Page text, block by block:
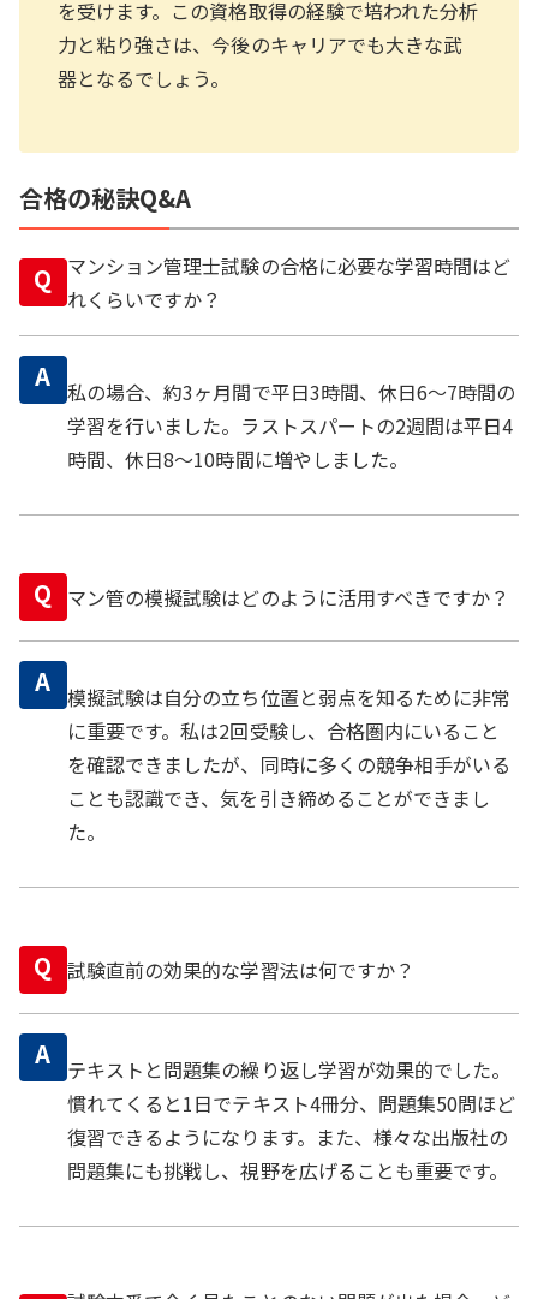
を受けます。この資格取得の経験で培われた分析
力と粘り強さは、今後のキャリアでも大きな武
器となるでしょう。
合格の秘訣Q&A
Q
マンション管理士試験の合格に必要な学習時間はど
れくらいですか？
A 私の場合、約3ヶ月間で平日3時間、休日6～7時間の
学習を行いました。ラストスパートの2週間は平日4
時間、休日8～10時間に増やしました。
Q マン管の模擬試験はどのように活用すべきですか？
A 模擬試験は自分の立ち位置と弱点を知るために非常
に重要です。私は2回受験し、合格圏内にいること
を確認できましたが、同時に多くの競争相手がいる
ことも認識でき、気を引き締めることができまし
た。
Q 試験直前の効果的な学習法は何ですか？
A
テキストと問題集の繰り返し学習が効果的でした。
慣れてくると1日でテキスト4冊分、問題集50問ほど
復習できるようになります。また、様々な出版社の
問題集にも挑戦し、視野を広げることも重要です。